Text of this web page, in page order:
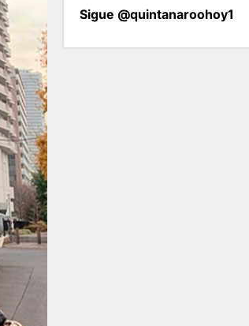
Sigue @quintanaroohoy1